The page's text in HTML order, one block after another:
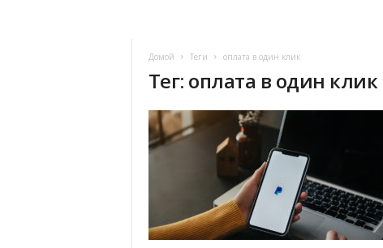
Домой Теги оплата в один клик
Тег: оплата в один клик